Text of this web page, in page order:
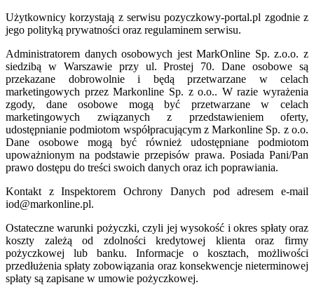
Użytkownicy korzystają z serwisu pozyczkowy-portal.pl zgodnie z
jego polityką prywatności oraz regulaminem serwisu.
Administratorem danych osobowych jest MarkOnline Sp. z.o.o. z
siedzibą w Warszawie przy ul. Prostej 70. Dane osobowe są
przekazane dobrowolnie i będą przetwarzane w celach
marketingowych przez Markonline Sp. z o.o.. W razie wyrażenia
zgody, dane osobowe mogą być przetwarzane w celach
marketingowych związanych z przedstawieniem oferty,
udostępnianie podmiotom współpracującym z Markonline Sp. z o.o.
Dane osobowe mogą być również udostępniane podmiotom
upoważnionym na podstawie przepisów prawa. Posiada Pani/Pan
prawo dostępu do treści swoich danych oraz ich poprawiania.
Kontakt z Inspektorem Ochrony Danych pod adresem e-mail
iod@markonline.pl.
Ostateczne warunki pożyczki, czyli jej wysokość i okres spłaty oraz
koszty zależą od zdolności kredytowej klienta oraz firmy
pożyczkowej lub banku. Informacje o kosztach, możliwości
przedłużenia spłaty zobowiązania oraz konsekwencje nieterminowej
spłaty są zapisane w umowie pożyczkowej.